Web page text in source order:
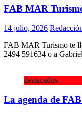
FAB MAR
14 julio, 2026
FAB MAR Turismo te
2494 591634 o a
destacados
La agenda de